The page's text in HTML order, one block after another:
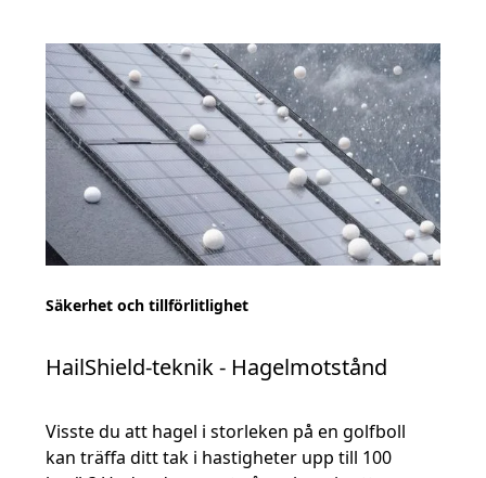
Säkerhet och tillförlitlighet
HailShield-teknik - Hagelmotstånd
Visste du att hagel i storleken på en golfboll
kan träffa ditt tak i hastigheter upp till 100